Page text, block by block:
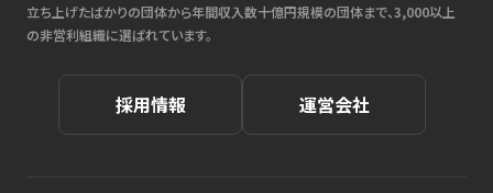
立ち上げたばかりの団体から年間収入数十億円規模の団体まで、3,000以上
の非営利組織に選ばれています。
採用情報 運営会社